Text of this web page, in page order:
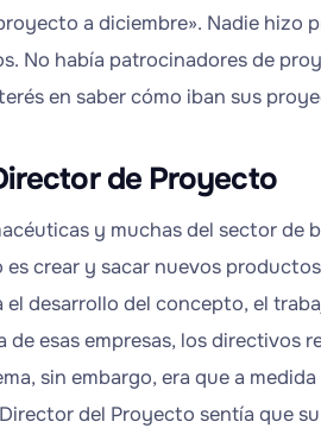
a diciembre». Nadie hizo
No había patrocinadores de
en saber cómo iban sus
de Proyecto
y muchas del sector de
crear y sacar nuevos
desarrollo del concepto, el
esas empresas, los directivos
sin embargo, era que a
del Proyecto sentía que